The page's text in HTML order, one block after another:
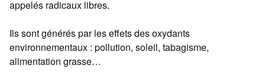
appelés radicaux libres.
Ils sont générés par les effets des oxydants
environnementaux : pollution, soleil, tabagisme,
alimentation grasse…